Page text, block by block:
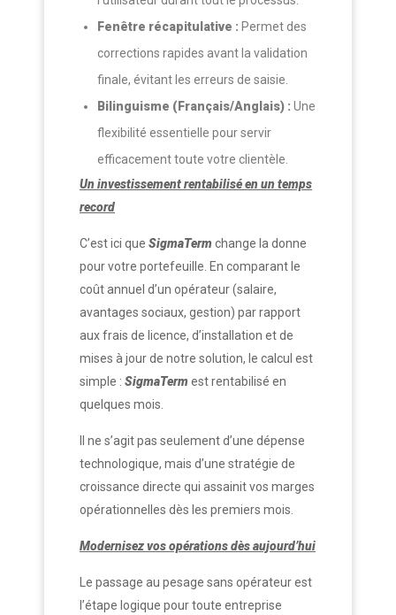
Fenêtre récapitulative : Permet des
corrections rapides avant la validation
finale, évitant les erreurs de saisie.
Bilinguisme (Français/Anglais) : Une
flexibilité essentielle pour servir
efficacement toute votre clientèle.
Un investissement rentabilisé en un temps
record
C’est ici que SigmaTerm change la donne
pour votre portefeuille. En comparant le
coût annuel d’un opérateur (salaire,
avantages sociaux, gestion) par rapport
aux frais de licence, d’installation et de
mises à jour de notre solution, le calcul est
simple : SigmaTerm est rentabilisé en
quelques mois.
Il ne s’agit pas seulement d’une dépense
technologique, mais d’une stratégie de
croissance directe qui assainit vos marges
opérationnelles dès les premiers mois.
Modernisez vos opérations dès aujourd’hui
Le passage au pesage sans opérateur est
l’étape logique pour toute entreprise